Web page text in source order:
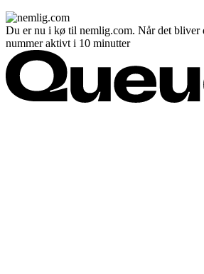
Du er nu i kø til nemlig.com. Når det bliver
nummer aktivt i 10 minutter